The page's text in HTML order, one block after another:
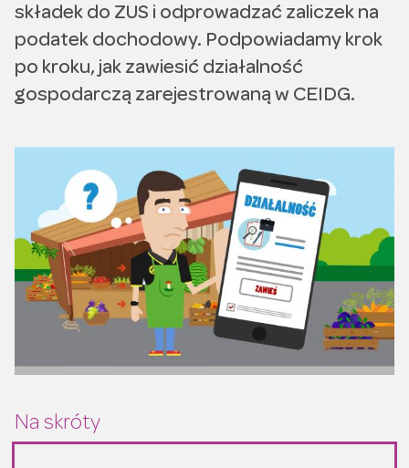
składek do ZUS i odprowadzać zaliczek na
podatek dochodowy. Podpowiadamy krok
po kroku, jak zawiesić działalność
gospodarczą zarejestrowaną w CEIDG.